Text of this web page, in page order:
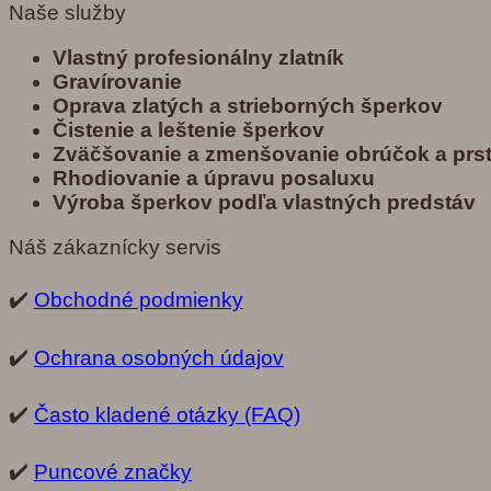
Naše služby
Vlastný profesionálny zlatník
Gravírovanie
Oprava zlatých a strieborných šperkov
Čistenie a leštenie šperkov
Zväčšovanie a zmenšovanie obrúčok a
Rhodiovanie a úpravu posaluxu
Výroba šperkov podľa vlastných predstáv
Náš zákaznícky servis
✔️ Obchodné podmienky
✔️ Ochrana osobných údajov
✔️ Často kladené otázky (FAQ)
✔️ Puncové značky